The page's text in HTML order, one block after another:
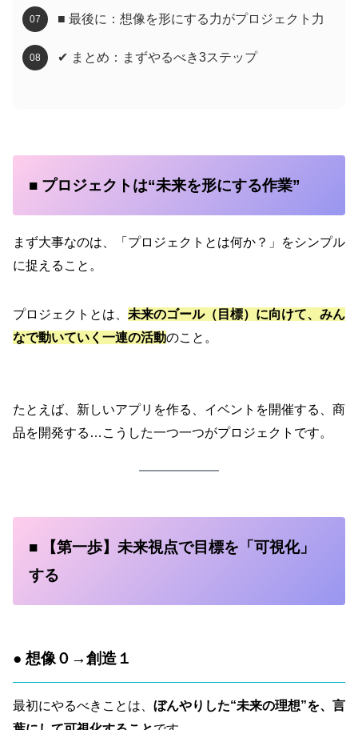
■ 最後に：想像を形にする力がプロジェクト力
✔ まとめ：まずやるべき3ステップ
■ プロジェクトは“未来を形にする作業”
まず大事なのは、「プロジェクトとは何か？」をシンプル
に捉えること。
プロジェクトとは、 未来のゴール（目標）に向けて、みん
なで動いていく一連の活動のこと。
たとえば、新しいアプリを作る、イベントを開催する、商
品を開発する…こうした一つ一つがプロジェクトです。
■ 【第一歩】未来視点で目標を「可視化」
する
● 想像０→創造１
最初にやるべきことは、 ぼんやりした“未来の理想”を、言